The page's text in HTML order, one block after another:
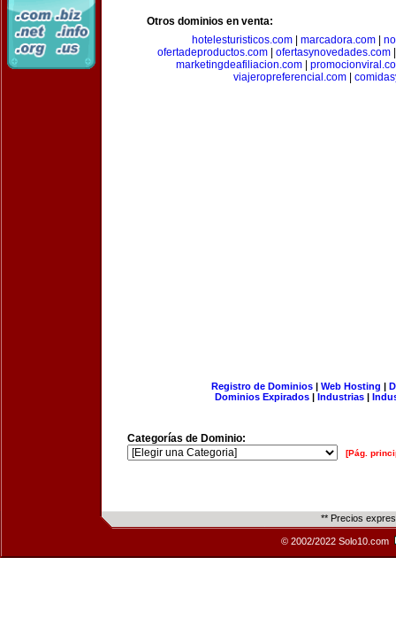
Otros dominios en venta:
hotelesturisticos.com
marcadora.com
ofertadeproductos.com| ofertasynovedades.com
marketingdeafiliacion.com|
viajeropreferencial.com
Registro de Dominios| Web Hosting |
Dominios Expirados | Industrias |
Categorías de Dominio:
[Pág.
** Precios
© 2002/2022 Solo10.com